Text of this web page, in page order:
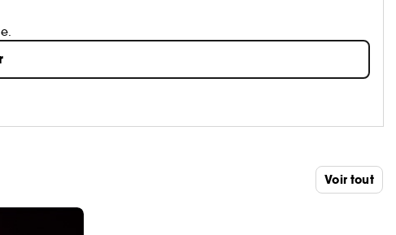
Voir tout